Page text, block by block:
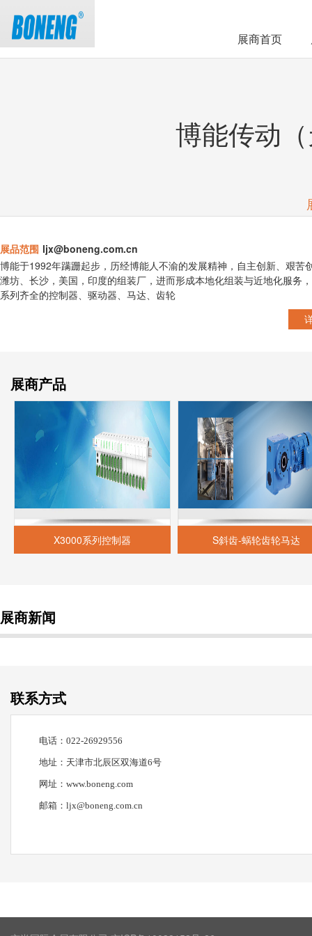
展商首页
博能传动
展品范围 ljx@boneng.com.cn
博能于1992年蹒跚起步，历经博能人不渝的发展精神，自主创新、艰
潍坊、长沙，美国，印度的组装厂，进而形成本地化组装与近地化服务
系列齐全的控制器、驱动器、马达、齿轮
展商产品
X3000系列控制器 S斜齿-蜗轮齿轮马达
展商新闻
联系方式
电话： 022-26929556
地址：天津市北辰区双海道6号
网址： www.boneng.com
邮箱： ljx@boneng.com.cn